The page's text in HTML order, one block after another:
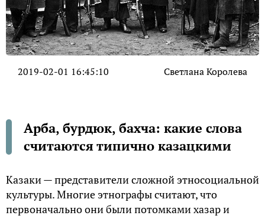
2019-02-01 16:45:10 Светлана Королева
Арба, бурдюк, бахча: какие слова
считаются типично казацкими
Казаки — представители сложной этносоциальной
культуры. Многие этнографы считают, что
первоначально они были потомками хазар и